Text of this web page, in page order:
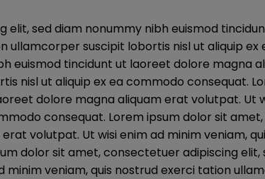
elit, sed diam nonummy nibh euismod
ullamcorper suscipit lobortis nisl ut aliquip
euismod tincidunt ut laoreet dolore magna
nisl ut aliquip ex ea commodo consequat.
dolore magna aliquam erat volutpat. Ut
consequat. Lorem ipsum dolor sit
volutpat. Ut wisi enim ad minim veniam,
dolor sit amet, consectetuer adipiscing
veniam, quis nostrud exerci tation